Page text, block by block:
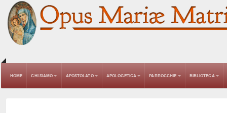
HOME CHI SIAMO APOSTOLATO APOLOGETICA PARROCCHIE BIBLIOTECA